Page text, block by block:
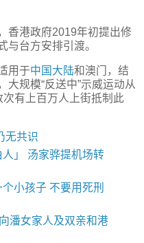
香港政府2019年初提出修
与台方安排引渡。
用于中国 大陆和澳门，结
规模“反送中”示威运动从
有上百万人上街抵制此
无共识
」 汤家骅提机场转
小孩子 不要用死刑
潘女家人及双亲和港